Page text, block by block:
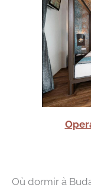
Où dormir à